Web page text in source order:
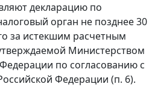
декларацию по
орган не позднее 30
за истекшим расчетным
Министерством
по согласованию с
Федерации (п. 6).